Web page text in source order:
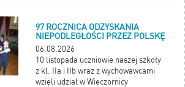
97 ROCZNICA ODZYSKANIA
NIEPODLEGŁOŚCI PRZEZ POLSKĘ
06.08.2026
10 listopada uczniowie naszej szkoły
z kl. IIa i IIb wraz z wychowawcami
wzięli udział w Wieczornicy